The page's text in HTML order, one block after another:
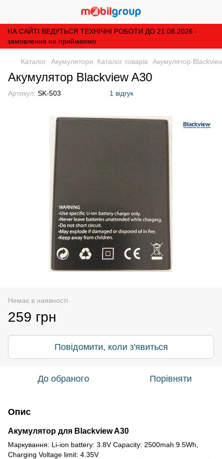
НА САЙТІ ВЕДУТЬСЯ ТЕХНІЧНІ РОБОТИ ДО 21.08.2026 -
замовлення не приймаемо
Каталог Акумулятори. Каталог товарів Акумулятор
Акумулятор Blackview A30
Артикул: SK-503 1 відгук
Немає в наявності
259 грн
Повідомити, коли з'явиться
До обраного Порівняти
Опис
Акумулятор для Blackview A30
Маркування: Li-ion battery: 3.8V Capacity: 2500mah 9.5Wh,
Charging Voltage limit: 4.35V